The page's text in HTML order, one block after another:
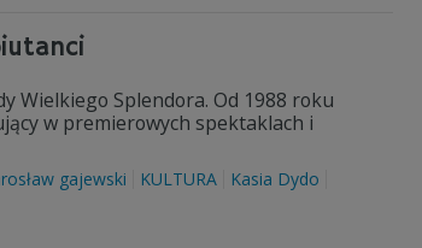
Wielkiego Splendora. Od 1988 roku
w premierowych spektaklach i
gajewski KULTURA
Kasia Dydo